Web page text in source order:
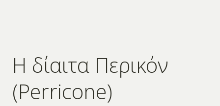
Η δίαιτα Περικόν
(Perricone)